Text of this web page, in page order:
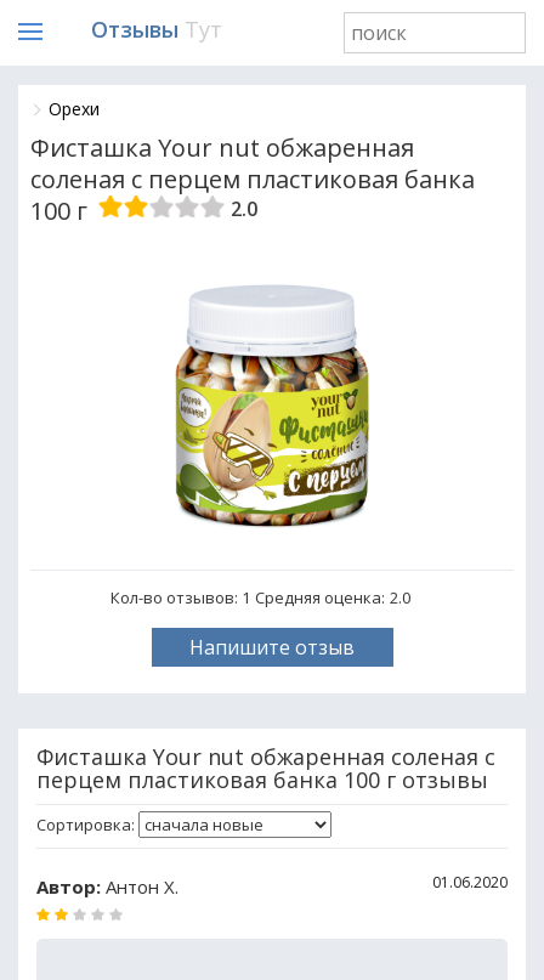
Отзывы Тут
Орехи
Фисташка Your nut обжаренная
соленая с перцем пластиковая банка
100 г
2.0
Кол-во отзывов: 1 Средняя оценка: 2.0
Напишите отзыв
Фисташка Your nut обжаренная соленая с
перцем пластиковая банка 100 г отзывы
Сортировка:
Автор: Антон Х. 01.06.2020